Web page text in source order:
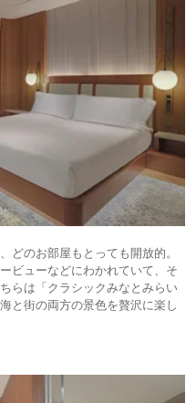
どのお部屋もとっても開放的。
ビューなどにわかれていて、そ
らは「クラシックみなとみらい
と街の両方の景色を贅沢に楽し